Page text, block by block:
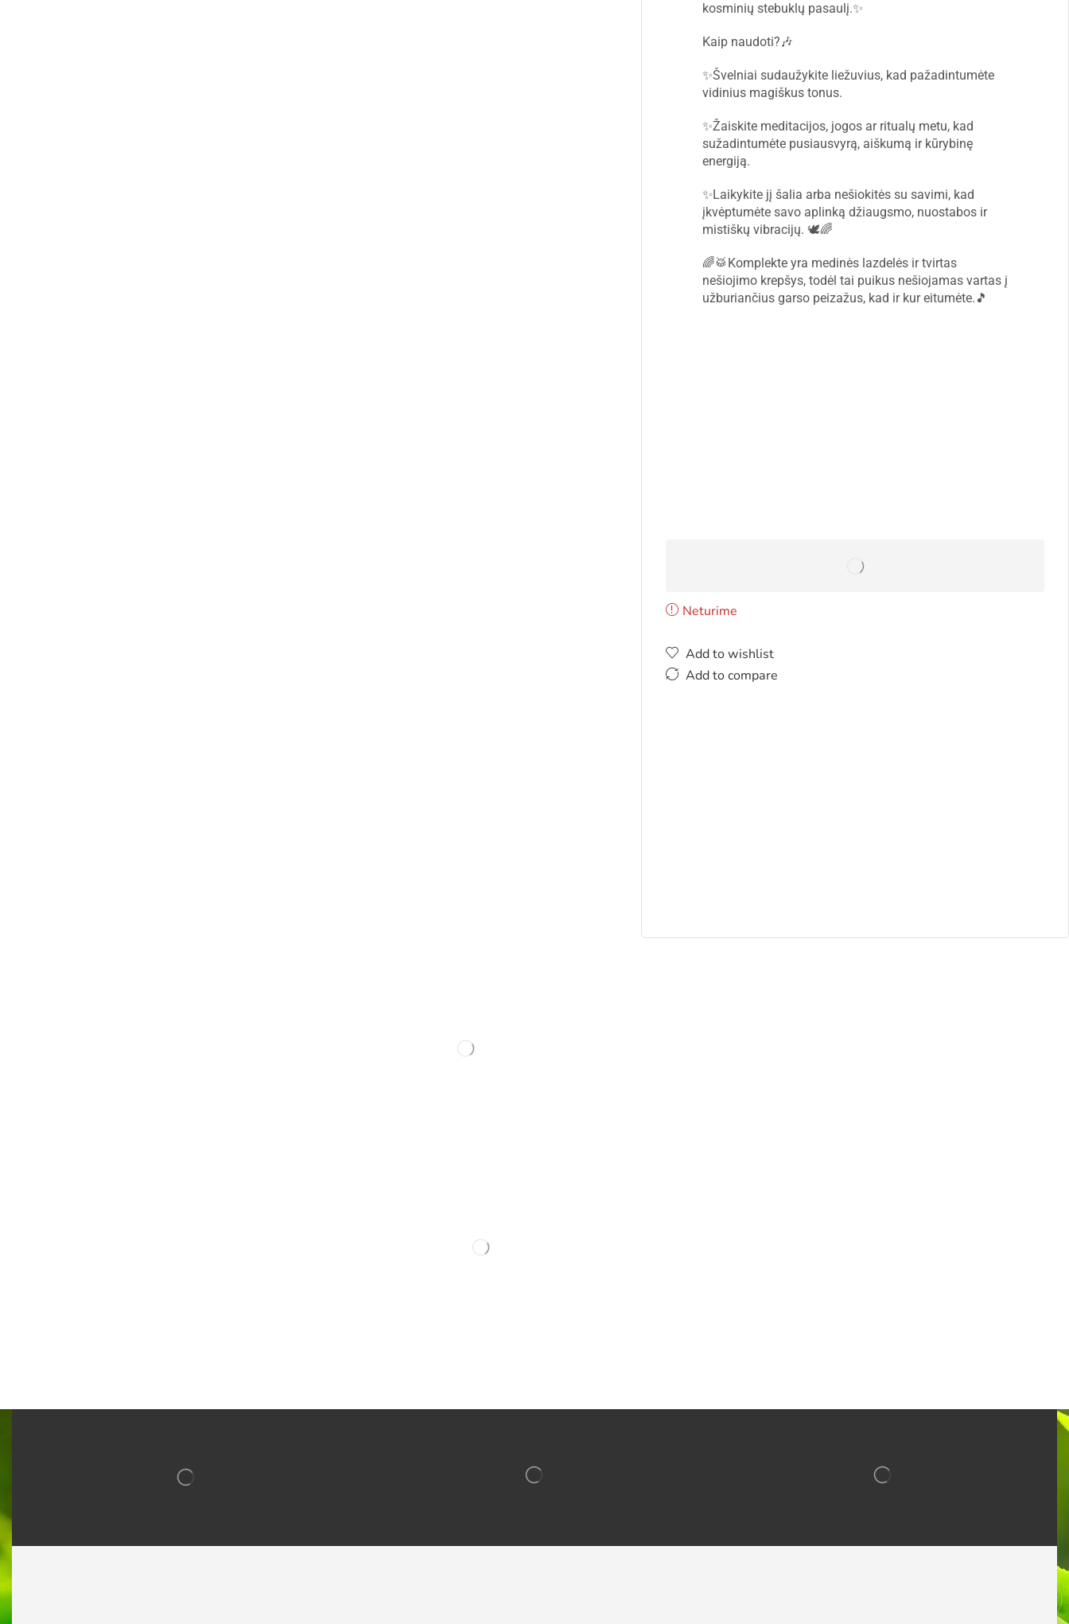
kosminių stebuklų pasaulį.✨
Kaip naudoti?🎶
✨Švelniai sudaužykite liežuvius, kad pažadintumėte
vidinius magiškus tonus.
✨Žaiskite meditacijos, jogos ar ritualų metu, kad
sužadintumėte pusiausvyrą, aiškumą ir kūrybinę
energiją.
✨Laikykite jį šalia arba nešiokitės su savimi, kad
įkvėptumėte savo aplinką džiaugsmo, nuostabos ir
mistiškų vibracijų. 🕊️🌈
🌈🥁Komplekte yra medinės lazdelės ir tvirtas
nešiojimo krepšys, todėl tai puikus nešiojamas vartas į
užburiančius garso peizažus, kad ir kur eitumėte.🎵
Neturime
Add to wishlist
Add to compare